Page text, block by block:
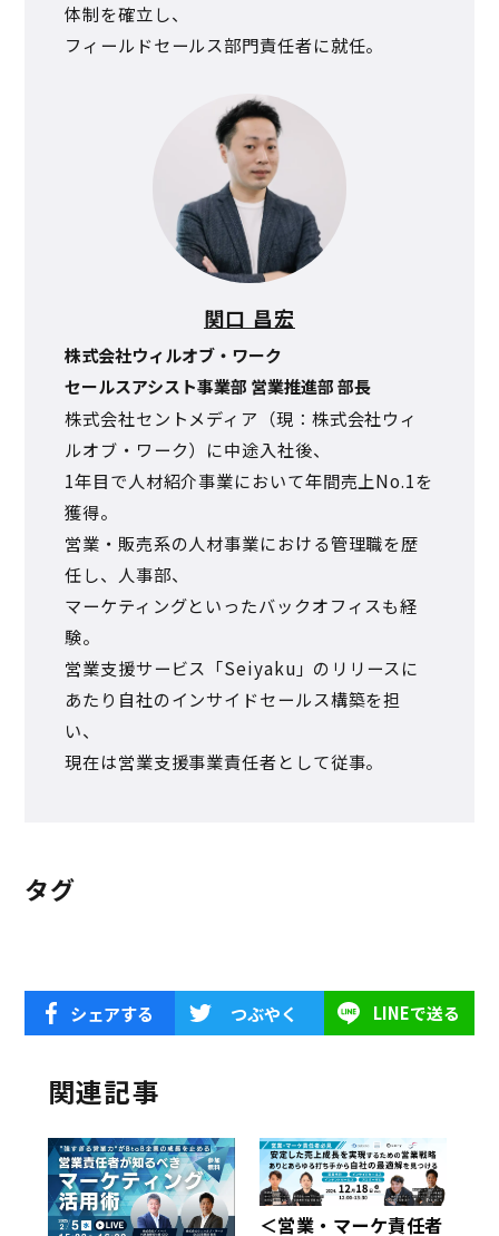
体制を確立し、
フィールドセールス部門責任者に就任。
関口 昌宏
株式会社ウィルオブ・ワーク
セールスアシスト事業部 営業推進部 部長
株式会社セントメディア（現：株式会社ウィ
ルオブ・ワーク）に中途入社後、
1年目で人材紹介事業において年間売上No.1を
獲得。
営業・販売系の人材事業における管理職を歴
任し、人事部、
マーケティングといったバックオフィスも経
験。
営業支援サービス「Seiyaku」のリリースに
あたり自社のインサイドセールス構築を担
い、
現在は営業支援事業責任者として従事。
タグ
シェアする つぶやく LINEで送る
関連記事
＜営業・マーケ責任者